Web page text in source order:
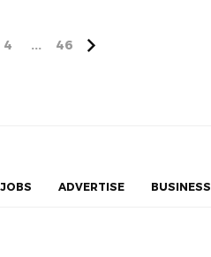
4 ... 46
JOBS ADVERTISE BUSINESS